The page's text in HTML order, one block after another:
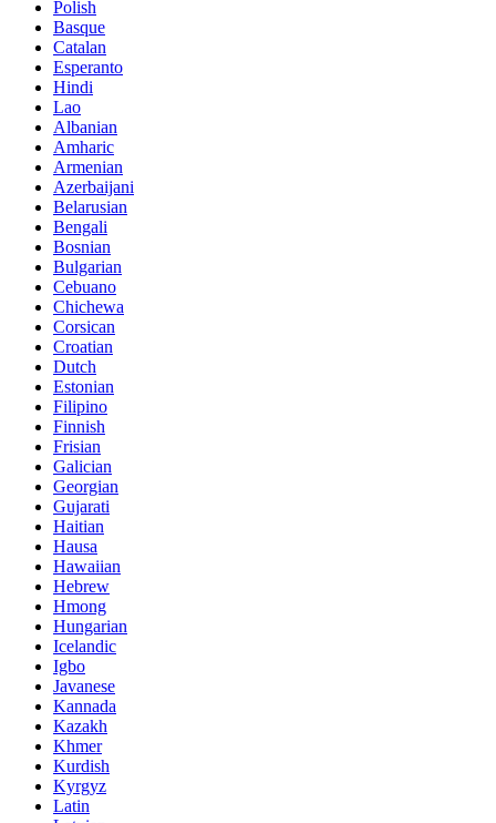
Polish
Basque
Catalan
Esperanto
Hindi
Lao
Albanian
Amharic
Armenian
Azerbaijani
Belarusian
Bengali
Bosnian
Bulgarian
Cebuano
Chichewa
Corsican
Croatian
Dutch
Estonian
Filipino
Finnish
Frisian
Galician
Georgian
Gujarati
Haitian
Hausa
Hawaiian
Hebrew
Hmong
Hungarian
Icelandic
Igbo
Javanese
Kannada
Kazakh
Khmer
Kurdish
Kyrgyz
Latin